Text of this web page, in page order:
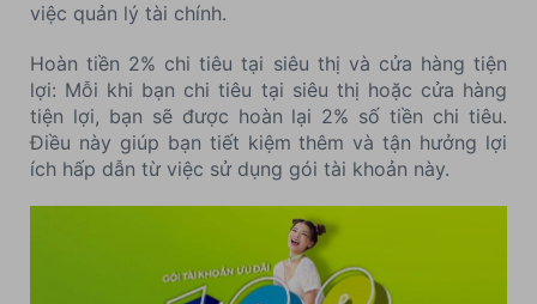
việc quản lý tài chính.
Hoàn tiền 2% chi tiêu tại siêu thị và cửa hàng tiện
lợi: Mỗi khi bạn chi tiêu tại siêu thị hoặc cửa hàng
tiện lợi, bạn sẽ được hoàn lại 2% số tiền chi tiêu.
Điều này giúp bạn tiết kiệm thêm và tận hưởng lợi
ích hấp dẫn từ việc sử dụng gói tài khoản này.